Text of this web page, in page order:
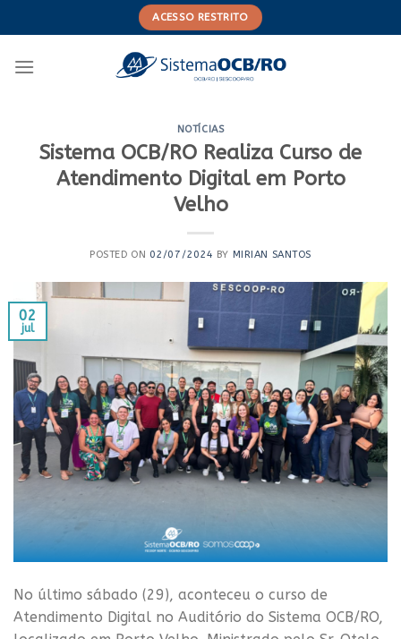
to
ACESSO RESTRITO
NOTÍCIAS
Sistema OCB/RO Realiza Curso de
Atendimento Digital em Porto
Velho
POSTED ON 02/07/2024 BY MIRIAN SANTOS
02
jul
No último sábado (29), aconteceu o curso de
Atendimento Digital no Auditório do Sistema OCB/RO,